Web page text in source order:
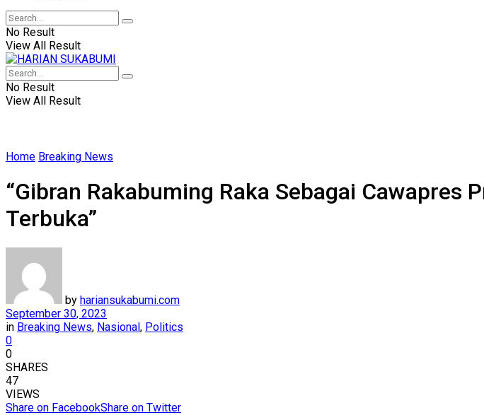
No Result
View All Result
No Result
View All Result
Home Breaking News
“Gibran Rakabuming Raka Sebagai Cawapres
Terbuka”
by hariansukabumi.com
September 30, 2023
in Breaking News, Nasional, Politics
0
0
SHARES
47
VIEWS
Share on FacebookShare on Twitter